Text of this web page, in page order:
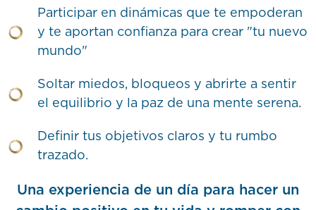
Participar en dinámicas que te empoderan
y te aportan confianza para crear "tu nuevo
mundo"
Soltar miedos, bloqueos y abrirte a sentir
el equilibrio y la paz de una mente serena.
Definir tus objetivos claros y tu rumbo
trazado.
Una experiencia de un día para hacer un